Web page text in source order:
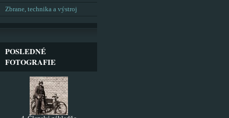
Zbrane, technika a výstroj
POSLEDNÉ
FOTOGRAFIE